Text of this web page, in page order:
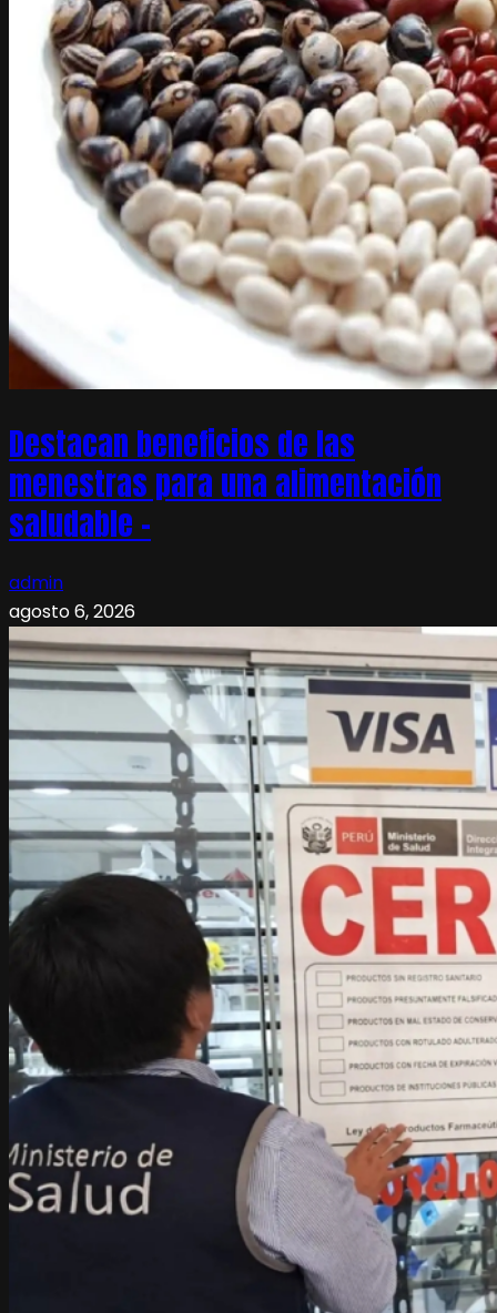
Destacan beneficios de las
menestras para una alimentación
saludable –
admin
agosto 6, 2026